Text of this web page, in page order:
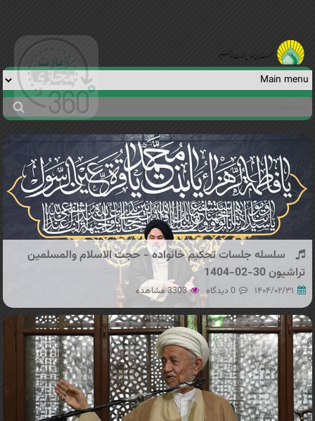
فرم
سلسله جلسات تحکیم خانواده - حجت الاسلام والمسلمین
تراشیون 30-02-1404
۱۴۰۴/۰۲/۳۱ 0 دیدگاه 3303 مشاهده